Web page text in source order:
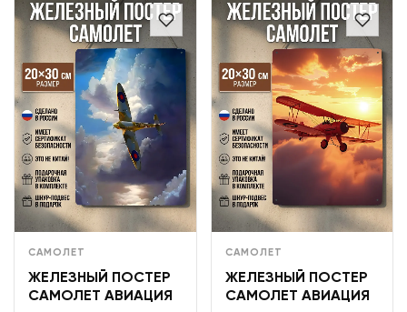
САМОЛЕТ
ЖЕЛЕЗНЫЙ ПОСТЕР
САМОЛЕТ АВИАЦИЯ
САМОЛЕТ
ЖЕЛЕЗНЫЙ ПОСТЕР
САМОЛЕТ АВИАЦИЯ